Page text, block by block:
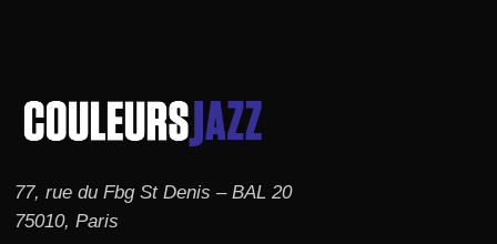
77, rue du Fbg St Denis – BAL 20
75010, Paris